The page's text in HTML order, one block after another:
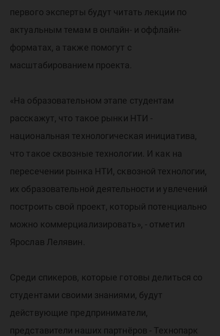
первого эксперты будут читать лекции по
актуальным темам в онлайн- и оффлайн-
форматах, а также помогут с
масштабированием проекта.
«На образовательном этапе студентам
расскажут, что такое рынки НТИ -
национальная технологическая инициатива,
что такое сквозные технологии. И как на
пересечении рынка НТИ, сквозной технологии,
их образовательной деятельности и увлечений
построить свой проект, который потенциально
можно коммерциализировать», - отметил
Ярослав Лелявин.
Среди спикеров, которые готовы делиться со
студентами своими знаниями, будут
действующие предприниматели,
представители наших партнёров - Технопарк